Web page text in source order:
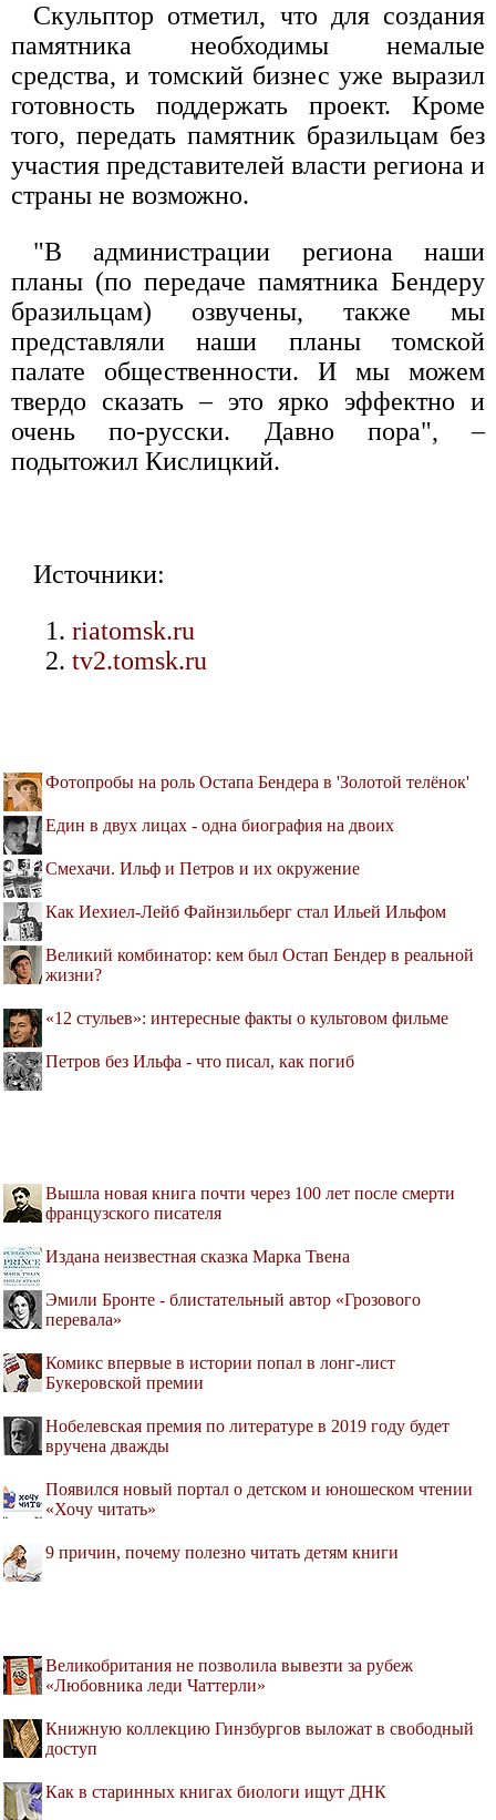
Скульптор отметил, что для создания
памятника необходимы немалые
средства, и томский бизнес уже выразил
готовность поддержать проект. Кроме
того, передать памятник бразильцам без
участия представителей власти региона и
страны не возможно.
"В администрации региона наши
планы (по передаче памятника Бендеру
бразильцам) озвучены, также мы
представляли наши планы томской
палате общественности. И мы можем
твердо сказать – это ярко эффектно и
очень по-русски. Давно пора", –
подытожил Кислицкий.
Источники:
riatomsk.ru
tv2.tomsk.ru
Фотопробы на роль Остапа Бендера в 'Золотой телёнок'
Един в двух лицах - одна биография на двоих
Смехачи. Ильф и Петров и их окружение
Как Иехиел-Лейб Файнзильберг стал Ильей Ильфом
Великий комбинатор: кем был Остап Бендер в реальной
жизни?
«12 стульев»: интересные факты о культовом фильме
Петров без Ильфа - что писал, как погиб
Вышла новая книга почти через 100 лет после смерти
французского писателя
Издана неизвестная сказка Марка Твена
Эмили Бронте - блистательный автор «Грозового
перевала»
Комикс впервые в истории попал в лонг-лист
Букеровской премии
Нобелевская премия по литературе в 2019 году будет
вручена дважды
Появился новый портал о детском и юношеском чтении
«Хочу читать»
9 причин, почему полезно читать детям книги
Великобритания не позволила вывезти за рубеж
«Любовника леди Чаттерли»
Книжную коллекцию Гинзбургов выложат в свободный
доступ
Как в старинных книгах биологи ищут ДНК